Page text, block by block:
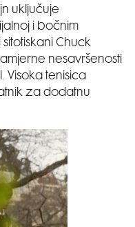
uključuje
i bočnim
Chuck
nesavršenosti
Visoka tenisica
za dodatnu